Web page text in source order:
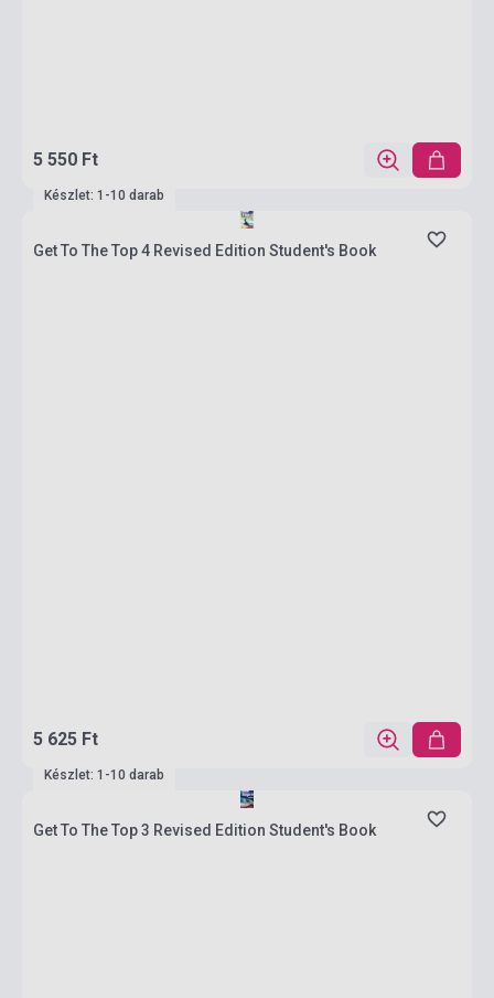
5 550 Ft
Készlet: 1-10 darab
Get To The Top 4 Revised Edition Student's Book
5 625 Ft
Készlet: 1-10 darab
Get To The Top 3 Revised Edition Student's Book